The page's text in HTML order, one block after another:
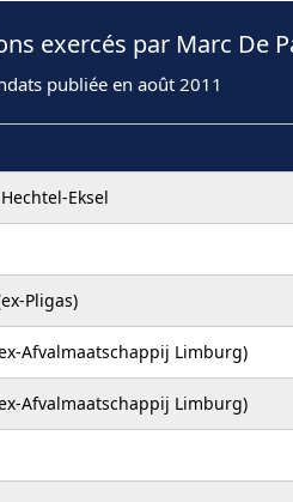
exercés par Marc De
publiée en août 2011
Eksel
Pligas)
Afvalmaatschappij Limburg)
Afvalmaatschappij Limburg)